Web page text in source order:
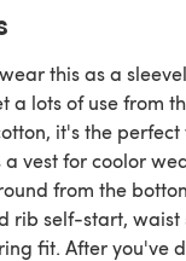
this as a
a lots of use from
it's the
vest for coolor
from the
rib self-start, waist
fit. After you've